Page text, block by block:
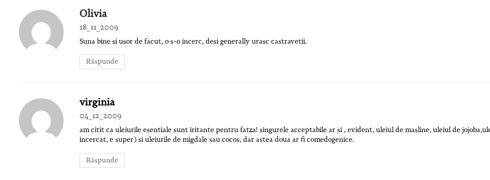
Olivia
18_11_2009
Suna bine si usor de facut, o s-o incerc, desi generally urasc castravetii.
Răspunde
virginia
04_12_2009
am citit ca uleiurile esentiale sunt iritante pentru fatza! singurele acceptabile ar si , evident, uleiul de masline, uleiul de
incercat, e super) si uleiurile de migdale sau cocos, dar astea doua ar fi comedogenice.
Răspunde